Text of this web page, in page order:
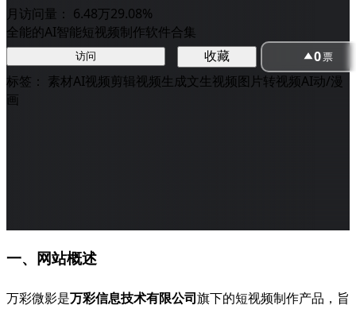
月访问量： 6.48万29.08%
全能的AI智能短视频制作软件合集
访问 收藏 0票
标签： 素材AI视频剪辑视频生成文生视频图片转视频AI动/漫
画
一、网站概述
万彩微影是万彩信息技术有限公司旗下的短视频制作产品，旨